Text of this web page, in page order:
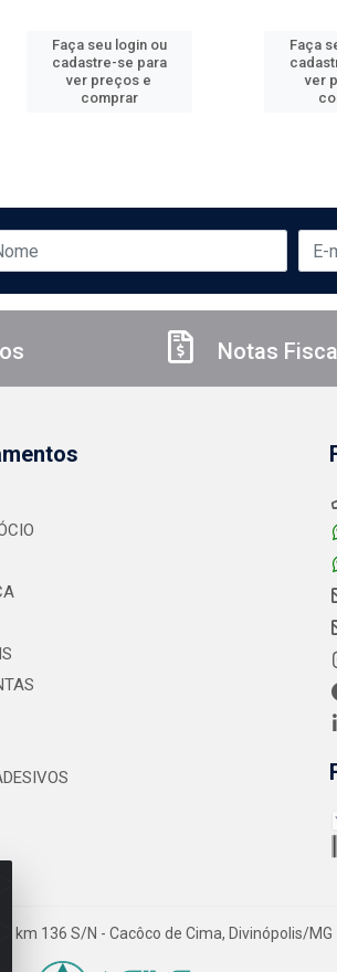
Faça seu login ou
cadastre-se para
ver preços e
comprar
Faça
ver
Notas
km 136 S/N - Cacôco de Cima, Divinópolis/